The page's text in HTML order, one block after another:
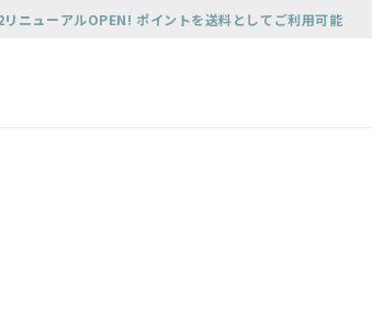
ニューアルOPEN! ポイントを送料としてご利用可能